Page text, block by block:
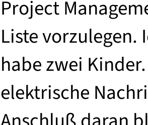
Project
Liste
habe zwei
elektrische